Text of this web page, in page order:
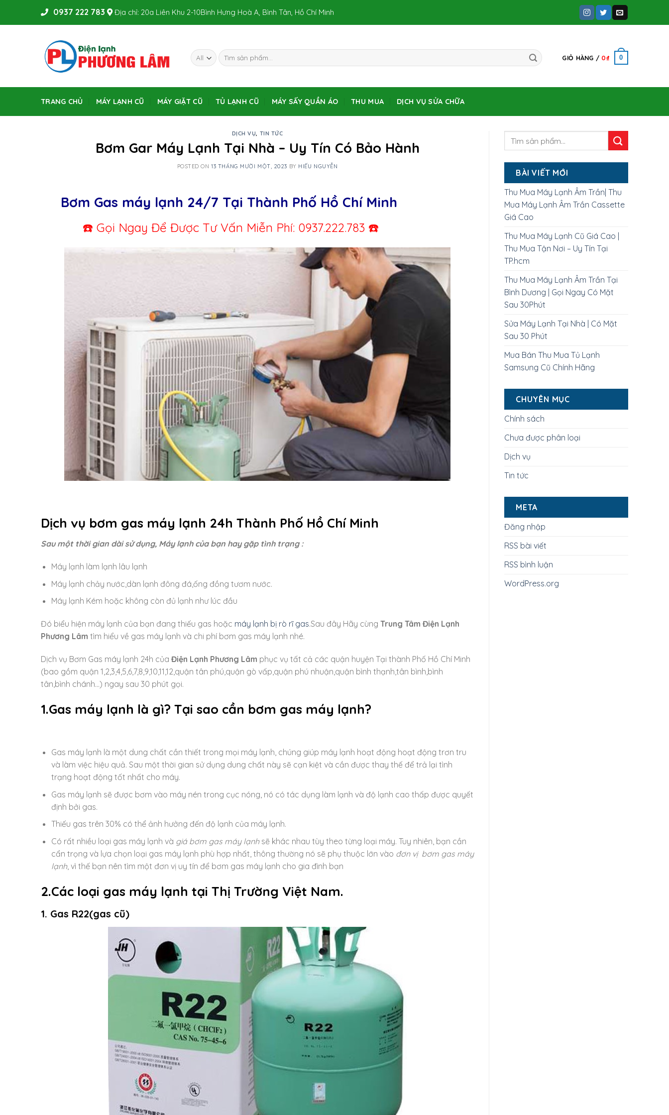
0937 222 783 Địa chỉ: 20a Liên Khu 2-10Bình Hưng Hoà A, Bình Tân, Hồ Chí Minh
GIỎ HÀNG / 0₫ 0
TRANG CHỦ MÁY LẠNH CŨ MÁY GIẶT CŨ TỦ LẠNH CŨ MÁY SẤY QUẦN ÁO THU MUA DỊCH VỤ SỬA CHỮA
DỊCH VỤ, TIN TỨC
Bơm Gar Máy Lạnh Tại Nhà – Uy Tín Có Bảo Hành
POSTED ON13 THÁNG MƯỜI MỘT, 2023 BY HIẾU NGUYỄN
Bơm Gas máy lạnh 24/7 Tại Thành Phố Hồ Chí Minh
☎️ Gọi Ngay Để Được Tư Vấn Miễn Phí: 0937.222.783 ☎️
Dịch vụ bơm gas máy lạnh 24h Thành Phố Hồ Chí Minh
Sau một thời gian dài sử dụng, Máy lạnh của bạn hay gặp tình trạng :
Máy lạnh làm lạnh lâu lạnh
Máy lạnh chảy nước,dàn lạnh đông đá,ống đồng tươm nước.
Máy lạnh Kém hoặc không còn đủ lạnh như lúc đầu
Đó biểu hiện máy lạnh của bạn đang thiếu gas hoặc máy lạnh bị rò rĩ gas.Sau đây Hãy cùng Trung Tâm Điện Lạnh
Phương Lâm tìm hiểu về gas máy lạnh và chi phí bơm gas máy lạnh nhé.
Dịch vụ Bơm Gas máy lạnh 24h của Điện Lạnh Phương Lâm phục vụ tất cả các quận huyện Tại thành Phố Hồ Chí Minh
(bao gồm quận 1,2,3,4,5,6,7,8,9,10,11,12,quận tân phú,quận gò vấp,quận phú nhuận,quận bình thạnh,tân bình,bình
tân,bình chánh…) ngay sau 30 phút gọi.
1.Gas máy lạnh là gì? Tại sao cần bơm gas máy lạnh?
Gas máy lạnh là một dung chất cần thiết trong mọi máy lạnh, chúng giúp máy lạnh hoạt động hoạt động trơn tru
và làm việc hiệu quả. Sau một thời gian sử dụng dung chất này sẽ cạn kiệt và cần được thay thế để trả lại tình
trạng hoạt động tốt nhất cho máy.
Gas máy lạnh sẽ được bơm vào máy nén trong cục nóng, nó có tác dụng làm lạnh và độ lạnh cao thấp được quyết
định bởi gas.
Thiếu gas trên 30% có thể ảnh hưởng đến độ lạnh của máy lạnh.
Có rất nhiều loại gas máy lạnh và giá bơm gas máy lạnhsẽ khác nhau tùy theo từng loại máy. Tuy nhiên, bạn cần
cẩn trọng và lựa chọn loại gas máy lạnh phù hợp nhất, thông thường nó sẽ phụ thuộc lớn vào đơn vị bơm gas máy
lạnh, vì thế bạn nên tìm một đơn vị uy tín để bơm gas máy lạnh cho gia đình bạn
2.Các loại gas máy lạnh tại Thị Trường Việt Nam.
1. Gas R22(gas cũ)
BÀI VIẾT MỚI
Thu Mua Máy Lạnh Âm Trần| Thu
Mua Máy Lạnh Âm Trần Cassette
Giá Cao
Thu Mua Máy Lạnh Cũ Giá Cao |
Thu Mua Tận Nơi – Uy Tín Tại
TP.hcm
Thu Mua Máy Lạnh Âm Trần Tại
Bình Dương | Gọi Ngay Có Mặt
Sau 30Phút
Sửa Máy Lạnh Tại Nhà | Có Mặt
Sau 30 Phút
Mua Bán Thu Mua Tủ Lạnh
Samsung Cũ Chính Hãng
CHUYÊN MỤC
Chính sách
Chưa được phân loại
Dịch vụ
Tin tức
META
Đăng nhập
RSS bài viết
RSS bình luận
WordPress.org